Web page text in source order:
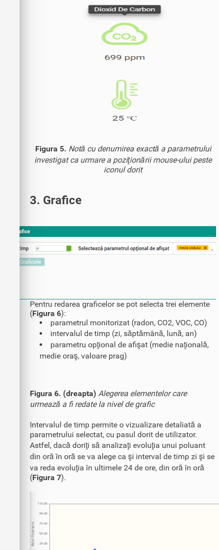
Figura 5. Notă cu denumirea exactă a parametrului
investigat ca urmare a poziţionării mouse-ului peste
iconul dorit
3. Grafice
Pentru redarea graficelor se pot selecta trei elemente
(Figura 6):
parametrul monitorizat (radon, CO2, VOC, CO)
intervalul de timp (zi, săptămână, lună, an)
parametru opţional de afişat (medie naţională,
medie oraş, valoare prag)
Figura 6. (dreapta) Alegerea elementelor care
urmează a fi redate la nivel de grafic
Intervalul de timp permite o vizualizare detaliată a
parametrului selectat, cu pasul dorit de utilizator.
Astfel, dacă doriţi să analizaţi evoluţia unui poluant
din oră în oră se va alege ca şi interval de timp zi şi se
va reda evoluţia în ultimele 24 de ore, din oră în oră
(Figura 7).